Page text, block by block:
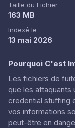
Taille du Fichier
163 MB
Indexé le
13 mai 2026
Pourquoi C'est
Les fichiers de
que les attaquants
credential stuffing
vos informations
peut-être en